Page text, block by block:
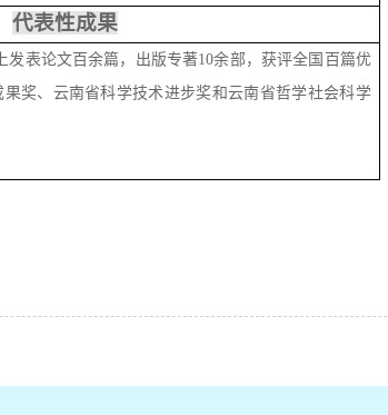
代表性成果
发表论文百余篇，出版专著10余部，获评全国百篇优
奖、云南省科学技术进步奖和云南省哲学社会科学